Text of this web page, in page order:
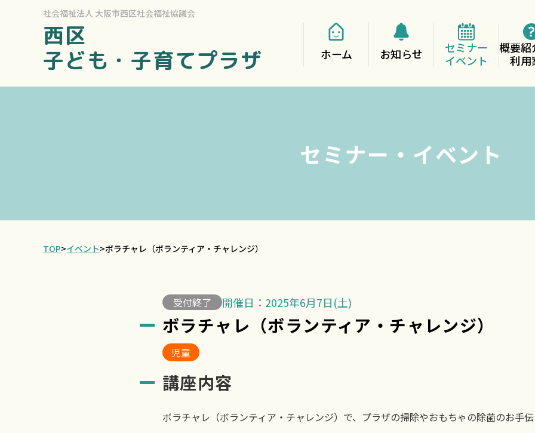
社会福祉法人 大阪市西区社会福祉協議会
西区
子ども・子育てプラザ
ホーム お知らせ
セミナー
イベント
概要紹
利用
セミナー・イベント
TOP>イベント>ボラチャレ（ボランティア・チャレンジ）
受付終了 開催日：2025年6月7日(土)
ボラチャレ（ボランティア・チャレンジ）
児童
講座内容
ボラチャレ（ボランティア・チャレンジ）で、プラザの掃除やおもちゃの除菌のお手